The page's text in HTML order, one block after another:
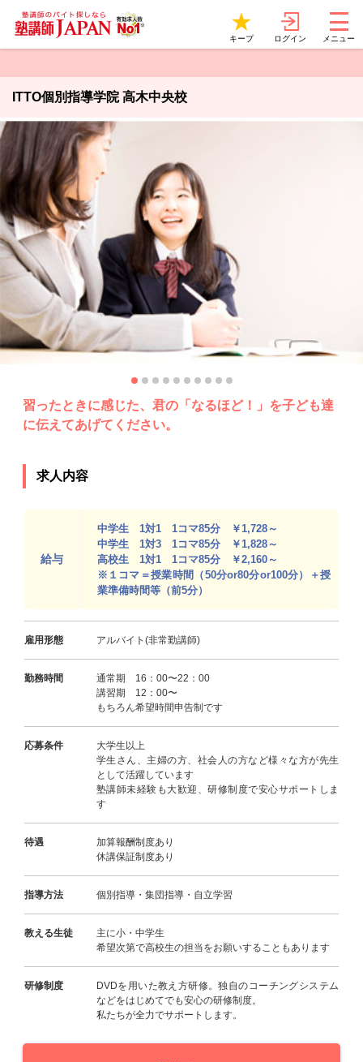
キープ ログイン メニュー
ITTO個別指導学院 高木中央校
習ったときに感じた、君の「なるほど！」を子ども達
に伝えてあげてください。
求人内容
給与
中学生 1対1 1コマ85分 ￥1,728～
中学生 1対3 1コマ85分 ￥1,828～
高校生 1対1 1コマ85分 ￥2,160～
※１コマ＝授業時間（50分or80分or100分）＋授
業準備時間等（前5分）
雇用形態 アルバイト(非常勤講師)
勤務時間
通常期 16：00〜22：00
講習期 12：00〜
もちろん希望時間申告制です
応募条件
大学生以上
学生さん、主婦の方、社会人の方など様々な方が先生
として活躍しています
塾講師未経験も大歓迎、研修制度で安心サポートしま
す
待遇
加算報酬制度あり
休講保証制度あり
指導方法 個別指導・集団指導・自立学習
教える生徒
主に小・中学生
希望次第で高校生の担当をお願いすることもあります
研修制度
DVDを用いた教え方研修。独自のコーチングシステム
などをはじめてでも安心の研修制度。
私たちが全力でサポートします。